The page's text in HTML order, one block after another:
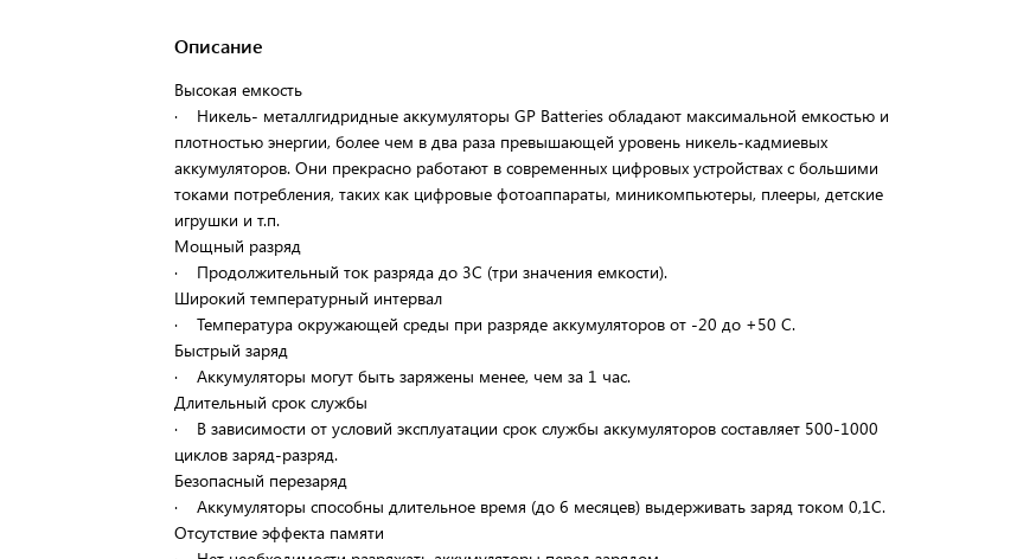
Описание
Высокая емкость
· Никель- металлгидридные аккумуляторы GP Batteries обладают максимальной емкостью и
плотностью энергии, более чем в два раза превышающей уровень никель-кадмиевых
аккумуляторов. Они прекрасно работают в современных цифровых устройствах с большими
токами потребления, таких как цифровые фотоаппараты, миникомпьютеры, плееры, детские
игрушки и т.п.
Мощный разряд
· Продолжительный ток разряда до 3С (три значения емкости).
Широкий температурный интервал
· Температура окружающей среды при разряде аккумуляторов от -20 до +50 С.
Быстрый заряд
· Аккумуляторы могут быть заряжены менее, чем за 1 час.
Длительный срок службы
· В зависимости от условий эксплуатации срок службы аккумуляторов составляет 500-1000
циклов заряд-разряд.
Безопасный перезаряд
· Аккумуляторы способны длительное время (до 6 месяцев) выдерживать заряд током 0,1С.
Отсутствие эффекта памяти